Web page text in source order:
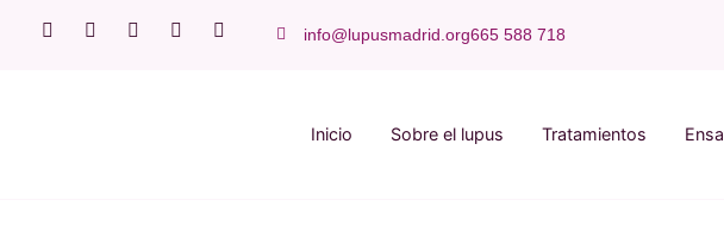
info@lupusmadrid.org665 588 718
Inicio Sobre el lupus Tratamientos